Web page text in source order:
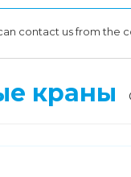
contact us from the
краны